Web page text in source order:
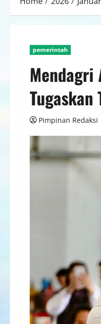
pemerintah
Mendagri
Tugaskan
Pimpinan Redaksi